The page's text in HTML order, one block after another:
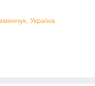
Україна